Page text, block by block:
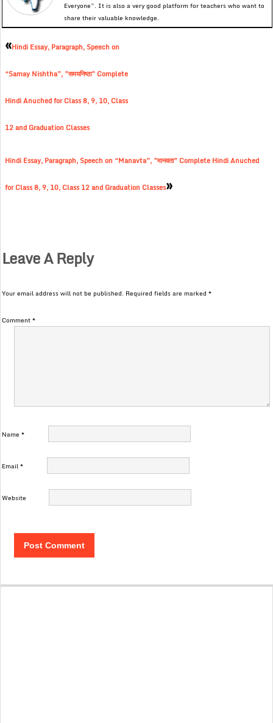
Everyone”. It is also a very good platform for teachers who want to
share their valuable knowledge.
«Hindi Essay, Paragraph, Speech on
“Samay Nishtha”, ”समयनिष्ठा” Complete
Hindi Anuched for Class 8, 9, 10, Class
12 and Graduation Classes
Hindi Essay, Paragraph, Speech on “Manavta”, ”मानवता” Complete Hindi Anuched
for Class 8, 9, 10, Class 12 and Graduation Classes»
Leave A Reply
Your email address will not be published. Required fields are marked*
Comment*
Name*
Email*
Website